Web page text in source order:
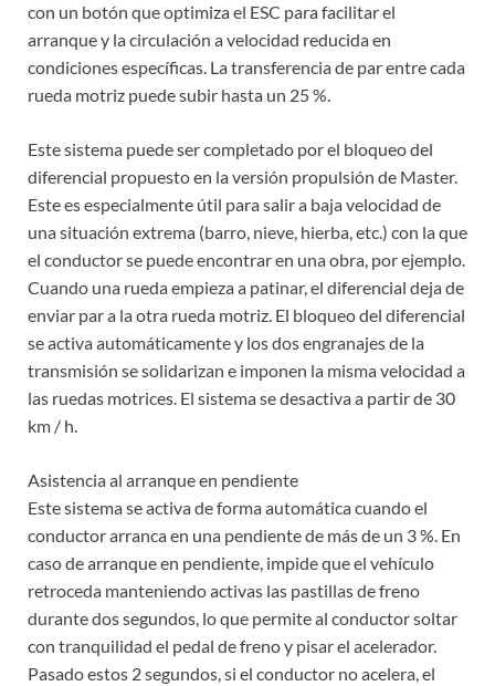
con un botón que optimiza el ESC para facilitar el
arranque y la circulación a velocidad reducida en
condiciones específicas. La transferencia de par entre cada
rueda motriz puede subir hasta un 25 %.
Este sistema puede ser completado por el bloqueo del
diferencial propuesto en la versión propulsión de Master.
Este es especialmente útil para salir a baja velocidad de
una situación extrema (barro, nieve, hierba, etc.) con la que
el conductor se puede encontrar en una obra, por ejemplo.
Cuando una rueda empieza a patinar, el diferencial deja de
enviar par a la otra rueda motriz. El bloqueo del diferencial
se activa automáticamente y los dos engranajes de la
transmisión se solidarizan e imponen la misma velocidad a
las ruedas motrices. El sistema se desactiva a partir de 30
km / h.
Asistencia al arranque en pendiente
Este sistema se activa de forma automática cuando el
conductor arranca en una pendiente de más de un 3 %. En
caso de arranque en pendiente, impide que el vehículo
retroceda manteniendo activas las pastillas de freno
durante dos segundos, lo que permite al conductor soltar
con tranquilidad el pedal de freno y pisar el acelerador.
Pasado estos 2 segundos, si el conductor no acelera, el